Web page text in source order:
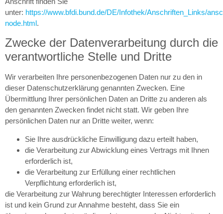
unter: https://www.bfdi.bund.de/DE/Infothek/Anschriften_Links/
node.html.
Zwecke der Datenverarbeitung durch die
verantwortliche Stelle und Dritte
Wir verarbeiten Ihre personenbezogenen Daten nur zu den in
dieser Datenschutzerklärung genannten Zwecken. Eine
Übermittlung Ihrer persönlichen Daten an Dritte zu anderen als
den genannten Zwecken findet nicht statt. Wir geben Ihre
persönlichen Daten nur an Dritte weiter, wenn:
Sie Ihre ausdrückliche Einwilligung dazu erteilt haben,
die Verarbeitung zur Abwicklung eines Vertrags mit Ihnen
erforderlich ist,
die Verarbeitung zur Erfüllung einer rechtlichen
Verpflichtung erforderlich ist,
die Verarbeitung zur Wahrung berechtigter Interessen erforderlich
ist und kein Grund zur Annahme besteht, dass Sie ein